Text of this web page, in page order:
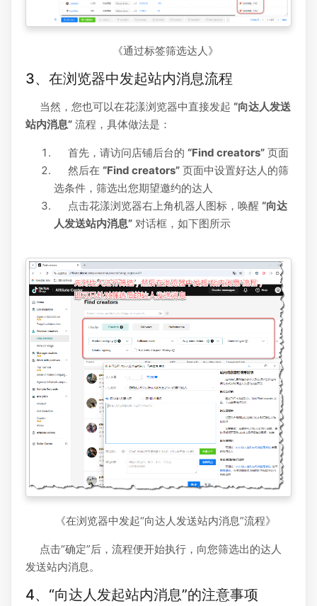
《通过标签筛选达人》
3、在浏览器中发起站内消息流程
当然，您也可以在花漾浏览器中直接发起 “向达人发送
站内消息” 流程，具体做法是：
首先，请访问店铺后台的 “Find creators” 页面
然后在 “Find creators” 页面中设置好达人的筛
选条件，筛选出您期望邀约的达人
点击花漾浏览器右上角机器人图标，唤醒 “向达
人发送站内消息” 对话框，如下图所示
《在浏览器中发起“向达人发送站内消息”流程》
点击“确定”后，流程便开始执行，向您筛选出的达人
发送站内消息。
4、“向达人发起站内消息”的注意事项